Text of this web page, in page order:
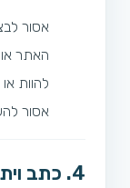
אסור
האתר או
להוות
אסור
4. כתב ויתור על אחריות